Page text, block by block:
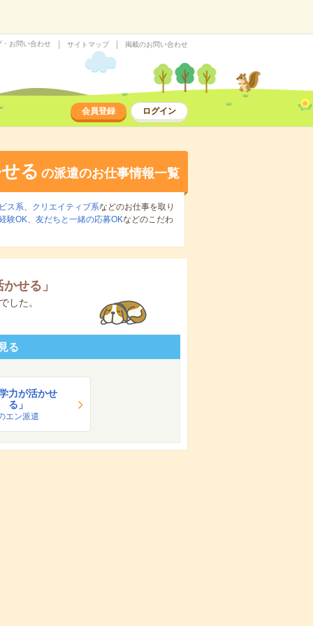
・お問い合わせ サイトマップ 掲載のお問い合わせ
会員登録 ログイン
る の派遣のお仕事情報一覧
ス系、 クリエイティブ系などのお仕事を取り
験OK、 友だちと一緒の応募OKなどのこだわ
かせる 」
した。
る
学力が活かせ
る」
エン派遣